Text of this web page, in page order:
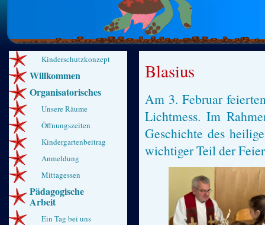
Blasius
Am 3. Februar
Lichtmess. Im
Geschichte des
wichtiger Teil der
Kinderschutzkonzept
Willkommen
Organisatorisches
Unsere Räume
Öffnungszeiten
Kindergartenbeitrag
Anmeldung
Mittagessen
Pädagogische
Arbeit
Ein Tag bei uns